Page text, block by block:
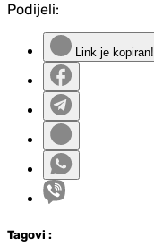
Podijeli:
Link je kopiran!
Tagovi :